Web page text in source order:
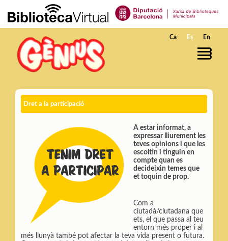
Saltar al contenido principal
Ca Es En
Dret a la participació
A estar informat, a
expressar lliurement les
teves opinions i que les
escoltin i tinguin en
compte quan es
decideixin temes que
et toquin de prop.
Com a
ciutadà/ciutadana que
ets, el que passa al teu
entorn més proper i al
més llunyà també pot afectar la teva vida present o futura.